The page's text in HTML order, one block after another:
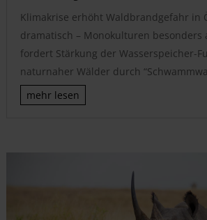
Klimakrise erhöht Waldbrandgefahr in
dramatisch – Monokulturen besonders
fordert Stärkung der Wasserspeicher-
naturnaher Wälder durch
mehr lesen